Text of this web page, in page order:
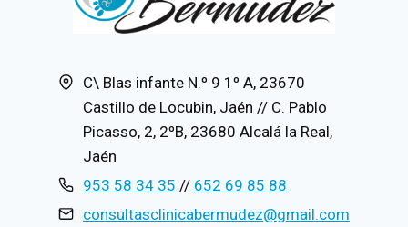
C\ Blas infante N.º 9 1º A, 23670
Castillo de Locubin, Jaén // C. Pablo
Picasso, 2, 2ºB, 23680 Alcalá la Real,
Jaén
953 58 34 35 // 652 69 85 88
consultasclinicabermudez@gmail.com